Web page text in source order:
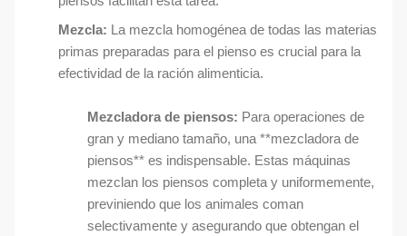
Mezcla: La mezcla homogénea de todas las materias
primas preparadas para el pienso es crucial para la
efectividad de la ración alimenticia.
Mezcladora de piensos: Para operaciones de
gran y mediano tamaño, una **mezcladora de
piensos** es indispensable. Estas máquinas
mezclan los piensos completa y uniformemente,
previniendo que los animales coman
selectivamente y asegurando que obtengan el